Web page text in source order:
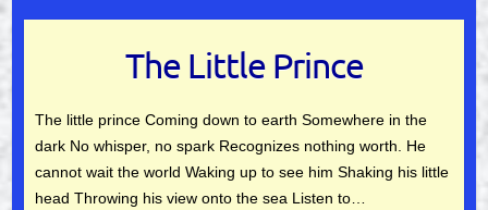
The Little Prince
The little prince Coming down to earth Somewhere in the
dark No whisper, no spark Recognizes nothing worth. He
cannot wait the world Waking up to see him Shaking his little
head Throwing his view onto the sea Listen to…